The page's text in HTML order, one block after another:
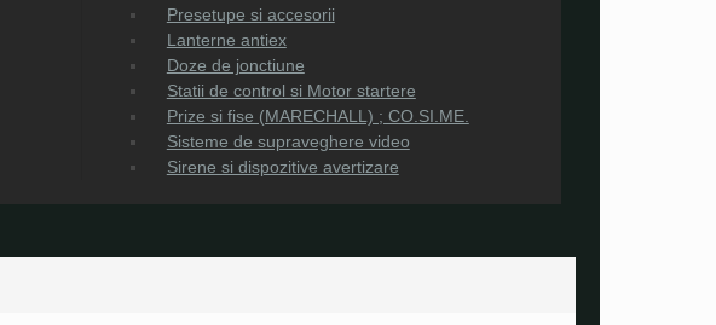
Presetupe si accesorii
Lanterne antiex
Doze de jonctiune
Statii de control si Motor startere
Prize si fise (MARECHALL) ; CO.SI.ME.
Sisteme de supraveghere video
Sirene si dispozitive avertizare